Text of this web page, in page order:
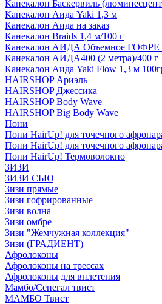
Канекалон Баскервиль
Канекалон Аида Yaki 1,3 м
Канекалон Аида на заказ
Канекалон Braids 1,4 м/100 г
Канекалон АИДА Объемное ГОФРЕ
Канекалон АИДА400 (2 метра)/400 г
Канекалон Аида Yaki Flow 1,3 м
HAIRSHOP Ариэль
HAIRSHOP Джессика
HAIRSHOP Body Wave
HAIRSHOP Big Body Wave
Пони
Пони HairUp! для точечного
Пони HairUp! для точечного
Пони HairUp! Термоволокно
ЗИЗИ
ЗИЗИ СЬЮ
Зизи прямые
Зизи гофрированные
Зизи волна
Зизи омбре
Зизи "Жемчужная коллекция"
Зизи (ГРАДИЕНТ)
Афролоконы
Афролоконы на трессах
Афролоконы для вплетения
Мамбо/Сенегал твист
МАМБО Твист